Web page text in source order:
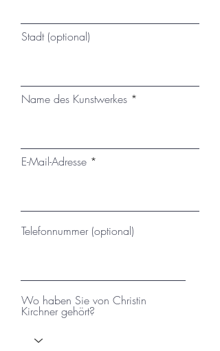
Stadt (optional)
Name des Kunstwerkes
E-Mail-Adresse
Telefonnummer (optional)
Wo haben Sie von Christin
Kirchner gehört?